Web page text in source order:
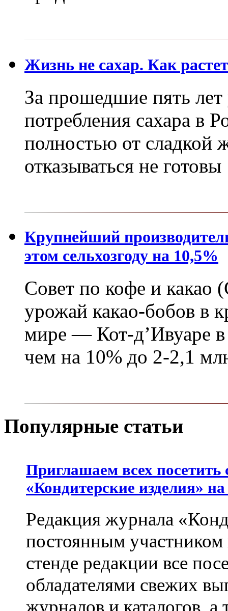
Жизнь не сахар. Как
За прошедшие пять лет
потребления сахара в
полностью от сладкой
отказываться не готовы
Крупнейший
этом сельхозгоду на 10,5%
Совет по кофе и какао
урожай какао-бобов в
мире — Кот-д’Ивуаре
чем на 10% до 2-2,1
Популярные статьи
Приглашаем всех
«Кондитерские изделия»
Редакция журнала
постоянным
стенде редакции все
обладателями свежих
журналов и каталогов,